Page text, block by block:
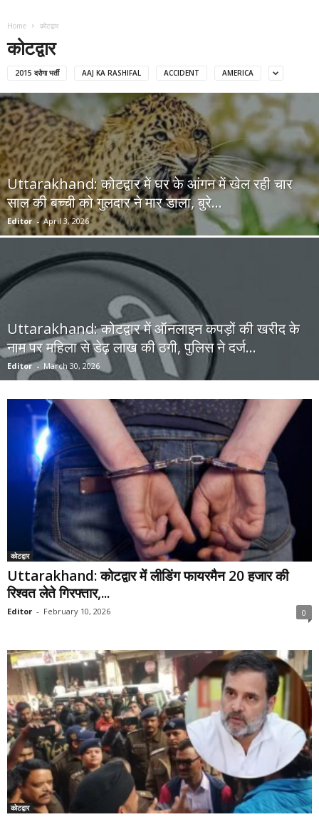
Home कोटद्वार
कोटद्वार
2015 दरोगा भर्ती AAJ KA RASHIFAL ACCIDENT AMERICA
Uttarakhand: कोटद्वार में घर के आंगन में खेल रही चार
साल की बच्ची को गुलदार ने मार डाला, बुरे...
Editor - April 3, 2026
Uttarakhand: कोटद्वार में ऑनलाइन कपड़ों की खरीद के
नाम पर महिला से डेढ़ लाख की ठगी, पुलिस ने दर्ज...
Editor - March 30, 2026
कोटद्वार
Uttarakhand: कोटद्वार में लीडिंग फायरमैन 20 हजार की
रिश्वत लेते गिरफ्तार,...
Editor - February 10, 2026 0
कोटद्वार